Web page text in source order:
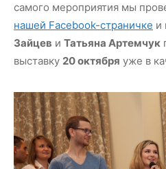
самого мероприятия мы
нашей Facebook-страничке и
Зайцев и Татьяна Артемчук
выставку 20 октября уже в